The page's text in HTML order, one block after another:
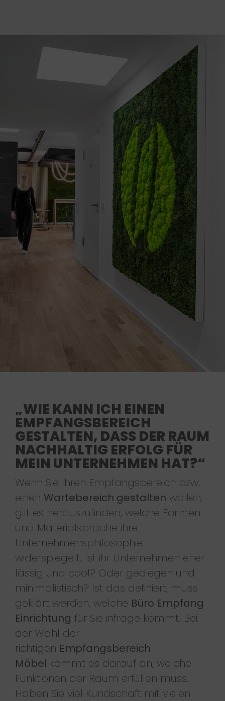
„WIE KANN ICH EINEN
EMPFANGSBEREICH
GESTALTEN, DASS DER RAUM
NACHHALTIG ERFOLG FÜR
MEIN UNTERNEHMEN HAT?“
Wenn Sie Ihren Empfangsbereich bzw.
einen Wartebereich gestalten wollen,
gilt es herauszufinden, welche Formen
und Materialsprache ihre
Unternehmensphilosophie
widerspiegelt. Ist ihr Unternehmen eher
lässig und cool? Oder gediegen und
minimalistisch? Ist das definiert, muss
geklärt werden, welche Büro Empfang
Einrichtung für Sie infrage kommt. Bei
der Wahl der
richtigen Empfangsbereich
Möbel kommt es darauf an, welche
Funktionen der Raum erfüllen muss.
Haben Sie viel Kundschaft mit vielen